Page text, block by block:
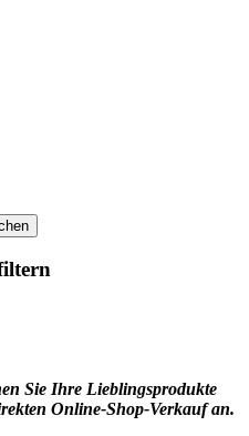
Sie Ihre Lieblingsprodukte
Online-Shop-Verkauf an.